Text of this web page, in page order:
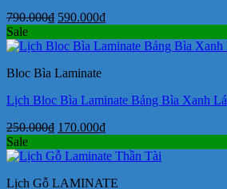
790.000₫ Giá
là:
590.000₫Giá
tại
Sale
Bloc Bìa Laminate
Lịch Bloc Bìa Laminate Bảng Bìa Xanh Lá
250.000₫ Giá
là:
170.000₫Giá
tại
170.000₫.
Sale
Lịch Gỗ LAMINATE